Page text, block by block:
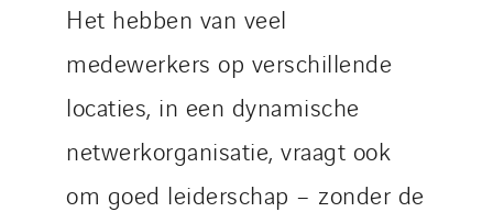
Het hebben van veel
medewerkers op verschillende
locaties, in een dynamische
netwerkorganisatie, vraagt ​​ook
om goed leiderschap – zonder de